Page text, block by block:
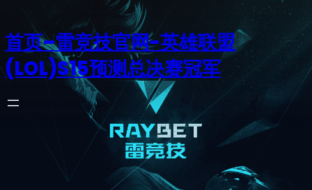
首页–雷竞技官网-英雄联盟
(LOL)S15预测总决赛冠军